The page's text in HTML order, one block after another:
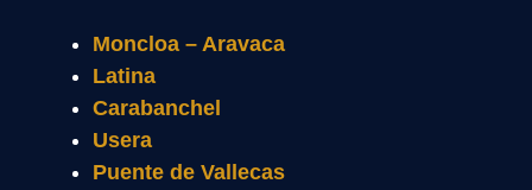
Moncloa – Aravaca
Latina
Carabanchel
Usera
Puente de Vallecas